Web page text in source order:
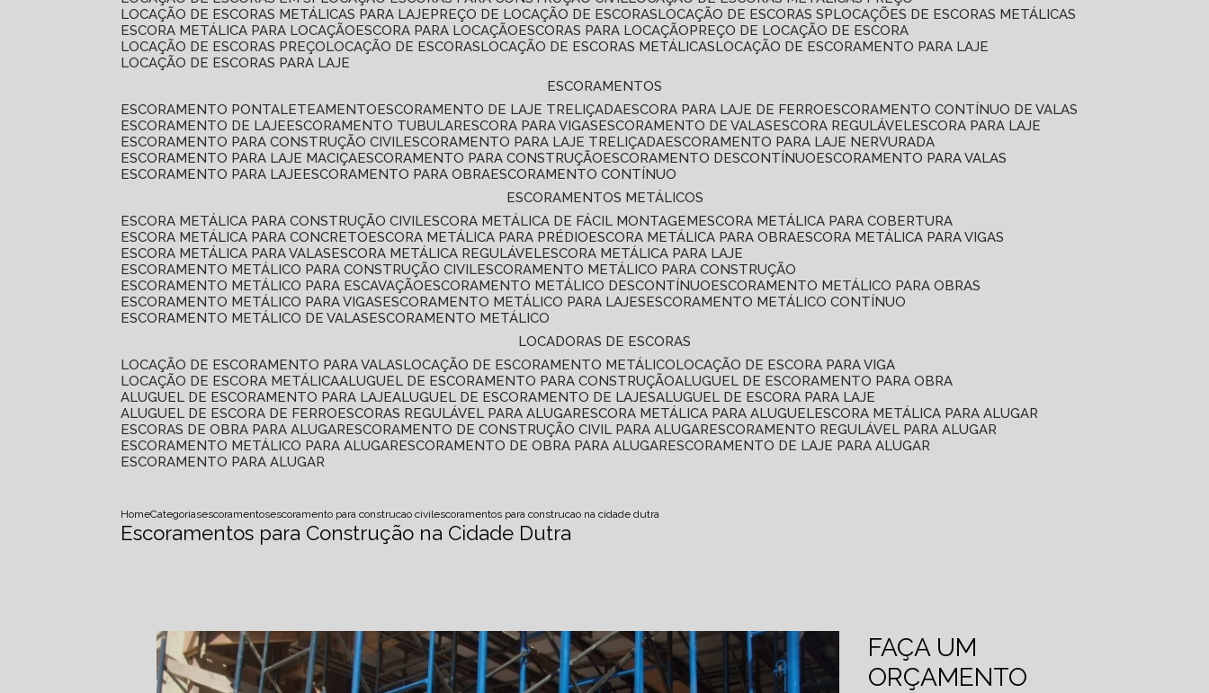
LOCAÇÃO DE ESCORAS METÁLICAS PARA LAJE
PREÇO DE LOCAÇÃO DE ESCORAS LOCAÇÃO DE ESCORAS SP LOCAÇÕES DE ESCORAS METÁLICAS
ESCORA METÁLICA PARA LOCAÇÃO
ESCORA PARA LOCAÇÃO ESCORAS PARA LOCAÇÃO
PREÇO DE LOCAÇÃO DE ESCORA
LOCAÇÃO DE ESCORAS PREÇO LOCAÇÃO DE ESCORAS LOCAÇÃO DE ESCORAS METÁLICAS LOCAÇÃO DE ESCORAMENTO PARA LAJE
LOCAÇÃO DE ESCORAS PARA LAJE
ESCORAMENTOS
ESCORAMENTO PONTALETEAMENTO
ESCORAMENTO DE LAJE TRELIÇADA ESCORA PARA LAJE DE FERRO
ESCORAMENTO CONTÍNUO DE VALAS
ESCORAMENTO DE LAJE
ESCORAMENTO TUBULAR ESCORA PARA VIGAS ESCORAMENTO DE VALAS ESCORA REGULÁVEL ESCORA PARA LAJE
ESCORAMENTO PARA CONSTRUÇÃO CIVIL ESCORAMENTO PARA LAJE TRELIÇADA ESCORAMENTO PARA LAJE NERVURADA
ESCORAMENTO PARA LAJE MACIÇA ESCORAMENTO PARA CONSTRUÇÃO ESCORAMENTO DESCONTÍNUO
ESCORAMENTO PARA VALAS
ESCORAMENTO PARA LAJE
ESCORAMENTO PARA OBRA ESCORAMENTO CONTÍNUO
ESCORAMENTOS METÁLICOS
ESCORA METÁLICA PARA CONSTRUÇÃO CIVIL ESCORA METÁLICA DE FÁCIL MONTAGEM
ESCORA METÁLICA PARA COBERTURA
ESCORA METÁLICA PARA CONCRETO
ESCORA METÁLICA PARA PRÉDIO ESCORA METÁLICA PARA OBRA ESCORA METÁLICA PARA VIGAS
ESCORA METÁLICA PARA VALAS
ESCORA METÁLICA REGULÁVEL ESCORA METÁLICA PARA LAJE
ESCORAMENTO METÁLICO PARA CONSTRUÇÃO CIVIL ESCORAMENTO METÁLICO PARA CONSTRUÇÃO
ESCORAMENTO METÁLICO PARA ESCAVAÇÃO
ESCORAMENTO METÁLICO DESCONTÍNUO
ESCORAMENTO METÁLICO PARA OBRAS
ESCORAMENTO METÁLICO PARA VIGAS
ESCORAMENTO METÁLICO PARA LAJES
ESCORAMENTO METÁLICO CONTÍNUO
ESCORAMENTO METÁLICO DE VALAS
ESCORAMENTO METÁLICO
LOCADORAS DE ESCORAS
LOCAÇÃO DE ESCORAMENTO PARA VALAS LOCAÇÃO DE ESCORAMENTO METÁLICO LOCAÇÃO DE ESCORA PARA VIGA
LOCAÇÃO DE ESCORA METÁLICA ALUGUEL DE ESCORAMENTO PARA CONSTRUÇÃO ALUGUEL DE ESCORAMENTO PARA OBRA
ALUGUEL DE ESCORAMENTO PARA LAJE ALUGUEL DE ESCORAMENTO DE LAJES ALUGUEL DE ESCORA PARA LAJE
ALUGUEL DE ESCORA DE FERRO
ESCORAS REGULÁVEL PARA ALUGAR ESCORA METÁLICA PARA ALUGUEL ESCORA METÁLICA PARA ALUGAR
ESCORAS DE OBRA PARA ALUGAR ESCORAMENTO DE CONSTRUÇÃO CIVIL PARA ALUGAR ESCORAMENTO REGULÁVEL PARA ALUGAR
ESCORAMENTO METÁLICO PARA ALUGAR ESCORAMENTO DE OBRA PARA ALUGAR ESCORAMENTO DE LAJE PARA ALUGAR
ESCORAMENTO PARA ALUGAR
HomeCategoriasescoramentosescoramento para construcao civilescoramentos para construcao na cidade dutra
Escoramentos para Construção na Cidade Dutra
FAÇA UM
ORÇAMENTO